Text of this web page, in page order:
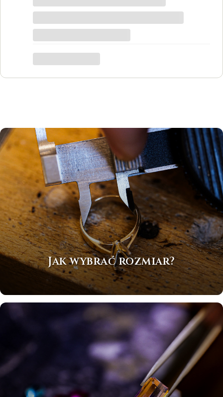
zrobić w bardzo krótkim czasie. Dziękuję,
był to dla mnie bardzo ważny moment,
trafiłam w idealne miejsce.
Katarzyna Łącka
Jak wybrać rozmiar?